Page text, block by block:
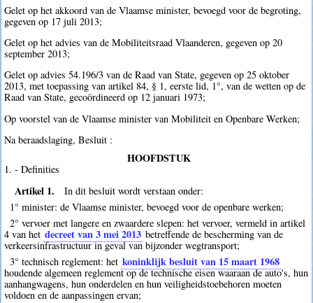
Gelet op het akkoord van de Vlaamse minister, bevoegd voor de begroting,
gegeven op 17 juli 2013;
Gelet op het advies van de Mobiliteitsraad Vlaanderen, gegeven op 20
september 2013;
Gelet op advies 54.196/3 van de Raad van State, gegeven op 25 oktober
2013, met toepassing van artikel 84, § 1, eerste lid, 1°, van de wetten op de
Raad van State, gecoördineerd op 12 januari 1973;
Op voorstel van de Vlaamse minister van Mobiliteit en Openbare Werken;
Na beraadslaging, Besluit :
HOOFDSTUK
1. - Definities
Artikel 1.
In dit besluit wordt verstaan onder:
1° minister: de Vlaamse minister, bevoegd voor de openbare werken;
2° vervoer met langere en zwaardere slepen: het vervoer, vermeld in artikel
4 van het decreet van 3 mei 2013 betreffende de bescherming van de
verkeersinfrastructuur in geval van bijzonder wegtransport;
3° technisch reglement: het koninklijk besluit van 15 maart 1968
houdende algemeen reglement op de technische eisen waaraan de auto's, hun
aanhangwagens, hun onderdelen en hun veiligheidstoebehoren moeten
voldoen en de aanpassingen ervan;